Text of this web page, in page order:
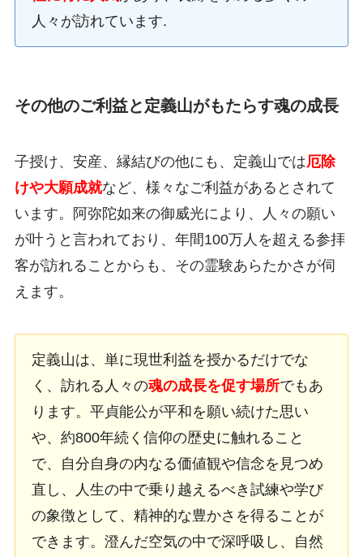
人々が訪れています.
その他のご利益と定義山がもたらす魂の成長
子授け、安産、縁結びの他にも、定義山では厄除
けや大願成就など、様々なご利益があるとされて
います。阿弥陀如来の御威光により、人々の願い
が叶うと言われており、年間100万人を超える参拝
客が訪れることからも、その霊験あらたかさが伺
えます。
定義山は、単に現世利益を授かるだけでな
く、訪れる人々の魂の成長を促す場所でもあ
ります。平貞能公が平和を願い続けた思い
や、約800年続く信仰の歴史に触れること
で、自分自身の内なる価値観や信念を見つめ
直し、人生の中で乗り越えるべき試練や学び
の象徴として、精神的な豊かさを得ることが
できます。澄んだ空気の中で深呼吸し、自然